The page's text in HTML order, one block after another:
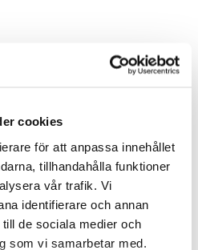
cookies
för att anpassa innehållet
tillhandahålla funktioner
vår trafik. Vi
identifierare och annan
de sociala medier och
som vi samarbetar med.
fält är märkta